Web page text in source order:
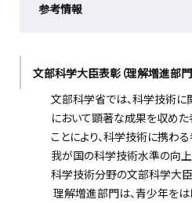
参考情報
文部科学大臣表彰 （理解増進部門
文部科学省では、科学技術
において顕著な成果を収めた
ことにより、科学技術に携わ
我が国の科学技術水準の向
科学技術分野の文部科学大臣
理解増進部門は、青少年を